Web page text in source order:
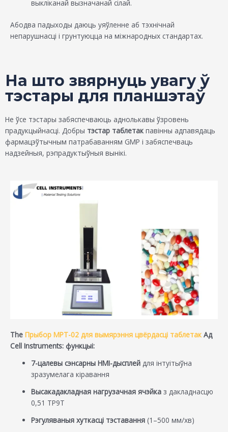
выкліканай вызначанай сілай.
Абодва падыходы даюць уяўленне аб тэхнічнай
непарушнасці і грунтуюцца на міжнародных стандартах.
На што звярнуць увагу ў
тэстары для планшэтаў
Не ўсе тэстары забяспечваюць аднолькавы ўзровень
прадукцыйнасці. Добры тэстар таблетакпавінны адпавядаць
фармацэўтычным патрабаванням GMP і забяспечваць
надзейныя, рэпрадуктыўныя вынікі.
The Прыбор MPT-02 для вымярэння цвёрдасці таблетак Ад
Cell Instruments: функцыі:
7-цалевы сэнсарны HMI-дысплей для інтуітыўна
зразумелага кіравання
Высакадакладная нагрузачная ячэйка з дакладнасцю
0,51 TP9T
Рэгуляваныя хуткасці тэставання (1–500 мм/хв)